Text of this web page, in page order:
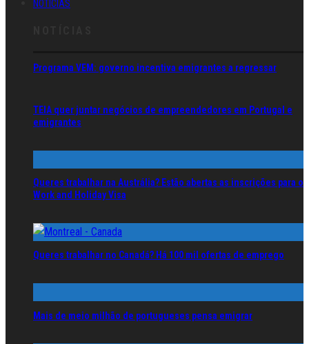
NOTÍCIAS
Programa VEM: governo incentiva emigrantes a regressar
TEIA quer juntar negócios de empreendedores em Portugal e
emigrantes
Queres trabalhar na Austrália? Estão abertas as inscrições para o
Work and Holiday Visa
Queres trabalhar no Canadá? Há 100 mil ofertas de emprego
Mais de meio milhão de portugueses pensa emigrar